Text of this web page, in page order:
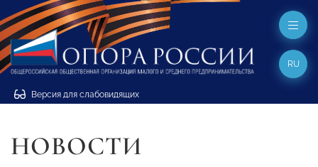
Версия для слабовидящих
RU
НОВОСТИ